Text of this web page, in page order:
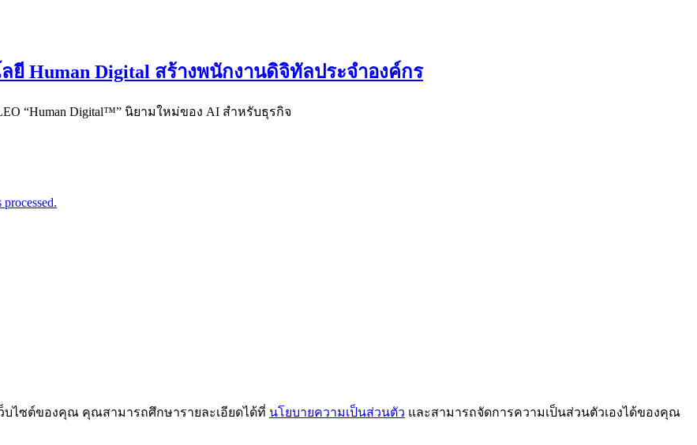
Human Digital สร้างพนักงานดิจิทัลประจำองค์กร
“Human Digital™” นิยามใหม่ของ AI สำหรับธุรกิจ
ไซต์ของคุณ คุณสามารถศึกษารายละเอียดได้ที่ นโยบายความเป็นส่วนตัว และสามารถจัดการความเป็นส่วนตัวเองได้ของคุณ